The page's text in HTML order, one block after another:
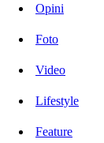
Opini
Foto
Video
Lifestyle
Feature